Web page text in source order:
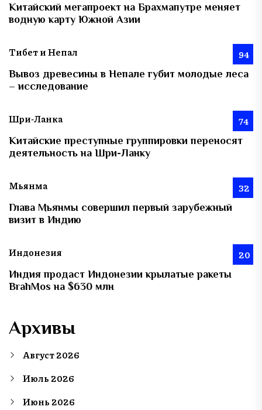
Китайский мегапроект на Брахмапутре меняет
водную карту Южной Азии
Тибет и Непал 94
Вывоз древесины в Непале губит молодые леса
– исследование
Шри-Ланка 74
Китайские преступные группировки переносят
деятельность на Шри-Ланку
Мьянма 32
Глава Мьянмы совершил первый зарубежный
визит в Индию
Индонезия 20
Индия продаст Индонезии крылатые ракеты
BrahMos на $630 млн
Архивы
Август 2026
Июль 2026
Июнь 2026